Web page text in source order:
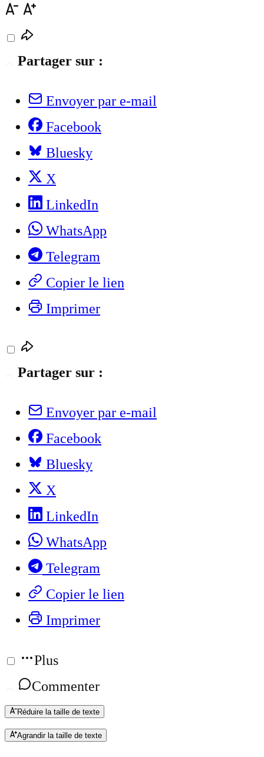
Partager sur :
Envoyer par e-mail
Facebook
Bluesky
X
LinkedIn
WhatsApp
Telegram
Copier le lien
Imprimer
Partager sur :
Envoyer par e-mail
Facebook
Bluesky
X
LinkedIn
WhatsApp
Telegram
Copier le lien
Imprimer
Plus
Commenter
Réduire la taille de texte
Agrandir la taille de texte